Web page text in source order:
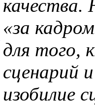
качества.
«за
для того,
сценарий
изобилие